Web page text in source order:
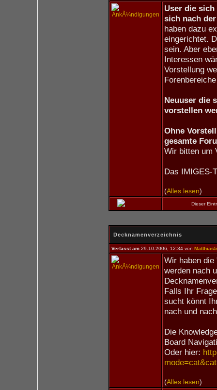
User die
sich nach
haben dazu
eingerichtet.
sein. Aber
Interessen
Vorstellung
Neuuser die
vorstellen
Ohne
gesamte
Wir bitten um
Das IMIGES-
(Alles lesen)
Dieser
Decknamenverzeichnis
Verfasst am29.10.2006, 12:34 von
Wir haben
werden nach
Falls Ihr
sucht könnt
nach und
Die
Board
Oder hier:
(Alles lesen)